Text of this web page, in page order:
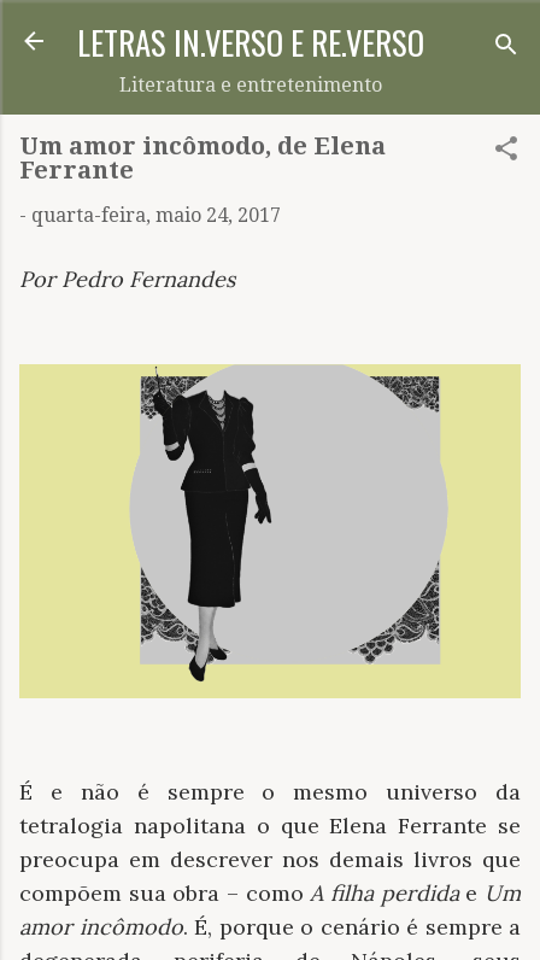
Pular para o conteúdo principal
LETRAS IN.VERSO E RE.VERSO
Literatura e entretenimento
Um amor incômodo, de Elena
Ferrante
- quarta-feira, maio 24, 2017
Por Pedro Fernandes
É e não é sempre o mesmo universo da
tetralogia napolitana o que Elena Ferrante se
preocupa em descrever nos demais livros que
compõem sua obra – comoA filha perdidae Um
amor incômodo. É, porque o cenário é sempre a